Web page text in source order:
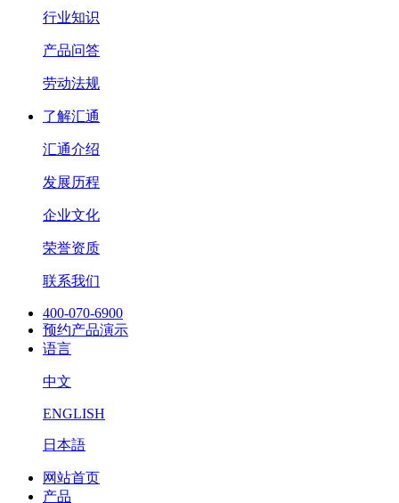
行业知识
产品问答
劳动法规
了解汇通
汇通介绍
发展历程
企业文化
荣誉资质
联系我们
400-070-6900
预约产品演示
语言
中文
ENGLISH
日本語
网站首页
产品